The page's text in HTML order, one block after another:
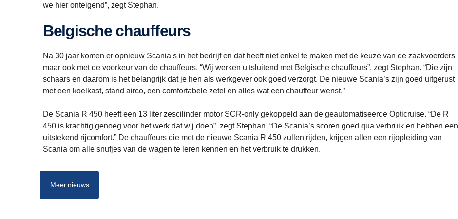
we hier onteigend”, zegt Stephan.
Belgische chauffeurs
Na 30 jaar komen er opnieuw Scania’s in het bedrijf en dat heeft niet enkel te maken met de keuze van de zaakvoerders
maar ook met de voorkeur van de chauffeurs. “Wij werken uitsluitend met Belgische chauffeurs”, zegt Stephan. “Die zijn
schaars en daarom is het belangrijk dat je hen als werkgever ook goed verzorgt. De nieuwe Scania’s zijn goed uitgerust
met een koelkast, stand airco, een comfortabele zetel en alles wat een chauffeur wenst.”
De Scania R 450 heeft een 13 liter zescilinder motor SCR-only gekoppeld aan de geautomatiseerde Opticruise. “De R
450 is krachtig genoeg voor het werk dat wij doen”, zegt Stephan. “De Scania’s scoren goed qua verbruik en hebben een
uitstekend rijcomfort.” De chauffeurs die met de nieuwe Scania R 450 zullen rijden, krijgen allen een rijopleiding van
Scania om alle snufjes van de wagen te leren kennen en het verbruik te drukken.
Meer nieuws